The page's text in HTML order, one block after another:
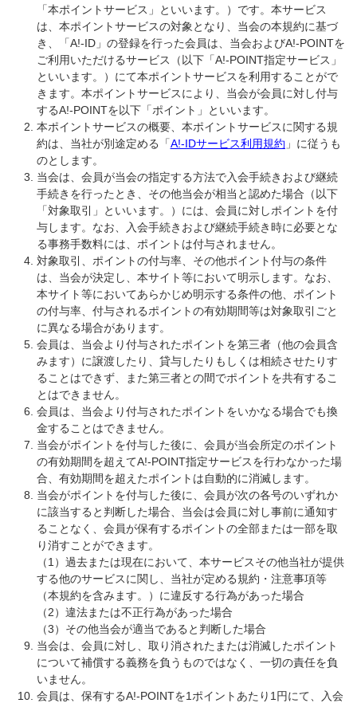
「本ポイントサービス」といいます。）です。本サービス
は、本ポイントサービスの対象となり、当会の本規約に基づ
き、「A!-ID」の登録を行った会員は、当会およびA!-POINTを
ご利用いただけるサービス（以下「A!-POINT指定サービス」
といいます。）にて本ポイントサービスを利用することがで
きます。本ポイントサービスにより、当会が会員に対し付与
するA!-POINTを以下「ポイント」といいます。
本ポイントサービスの概要、本ポイントサービスに関する規
約は、当社が別途定める「A!-IDサービス利用規約 」に従うも
のとします。
当会は、会員が当会の指定する方法で入会手続きおよび継続
手続きを行ったとき、その他当会が相当と認めた場合（以下
「対象取引」といいます。）には、会員に対しポイントを付
与します。なお、入会手続きおよび継続手続き時に必要とな
る事務手数料には、ポイントは付与されません。
対象取引、ポイントの付与率、その他ポイント付与の条件
は、当会が決定し、本サイト等において明示します。なお、
本サイト等においてあらかじめ明示する条件の他、ポイント
の付与率、付与されるポイントの有効期間等は対象取引ごと
に異なる場合があります。
会員は、当会より付与されたポイントを第三者（他の会員含
みます）に譲渡したり、貸与したりもしくは相続させたりす
ることはできず、また第三者との間でポイントを共有するこ
とはできません。
会員は、当会より付与されたポイントをいかなる場合でも換
金することはできません。
当会がポイントを付与した後に、会員が当会所定のポイント
の有効期間を超えてA!-POINT指定サービスを行わなかった場
合、有効期間を超えたポイントは自動的に消滅します。
当会がポイントを付与した後に、会員が次の各号のいずれか
に該当すると判断した場合、当会は会員に対し事前に通知す
ることなく、会員が保有するポイントの全部または一部を取
り消すことができます。
（1）過去または現在において、本サービスその他当社が提供
する他のサービスに関し、当社が定める規約・注意事項等
（本規約を含みます。）に違反する行為があった場合
（2）違法または不正行為があった場合
（3）その他当会が適当であると判断した場合
当会は、会員に対し、取り消されたまたは消滅したポイント
について補償する義務を負うものではなく、一切の責任を負
いません。
会員は、保有するA!-POINTを1ポイントあたり1円にて、入会